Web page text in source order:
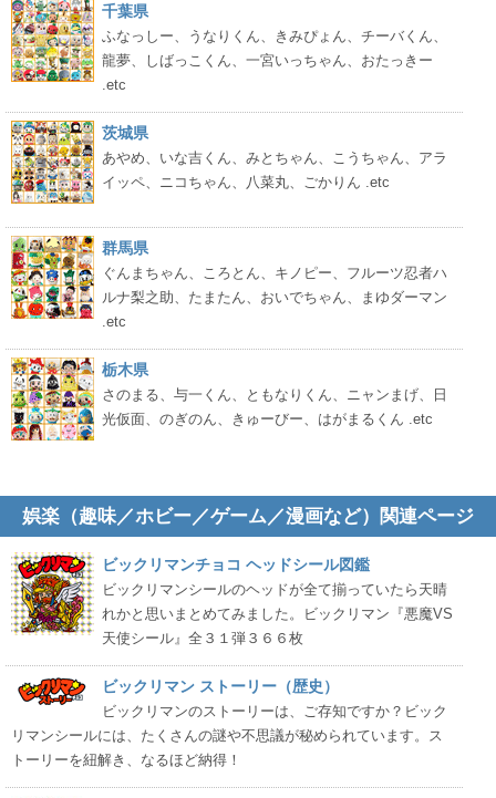
千葉県
ふなっしー、うなりくん、きみぴょん、チーバくん、
龍夢、しばっこくん、一宮いっちゃん、おたっきー
.etc
茨城県
あやめ、いな吉くん、みとちゃん、こうちゃん、アラ
イッペ、ニコちゃん、八菜丸、ごかりん .etc
群馬県
ぐんまちゃん、ころとん、キノピー、フルーツ忍者ハ
ルナ梨之助、たまたん、おいでちゃん、まゆダーマン
.etc
栃木県
さのまる、与一くん、ともなりくん、ニャンまげ、日
光仮面、のぎのん、きゅーびー、はがまるくん .etc
娯楽（趣味／ホビー／ゲーム／漫画など）関連ページ
ビックリマンチョコ ヘッドシール図鑑
ビックリマンシールのヘッドが全て揃っていたら天晴
れかと思いまとめてみました。ビックリマン『悪魔VS
天使シール』全３１弾３６６枚
ビックリマン ストーリー（歴史）
ビックリマンのストーリーは、ご存知ですか？ビック
リマンシールには、たくさんの謎や不思議が秘められています。ス
トーリーを紐解き、なるほど納得！